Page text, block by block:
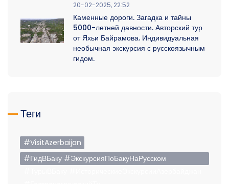
20-02-2025, 22:52
Каменные дороги. Загадка и тайны
5000-летней давности. Авторский тур
от Яхьи Байрамова. Индивидуальная
необычная экскурсия с русскоязычным
гидом.
Теги
#VisitAzerbaijan
#ГидВБаку #ЭкскурсияПоБакуНаРусском